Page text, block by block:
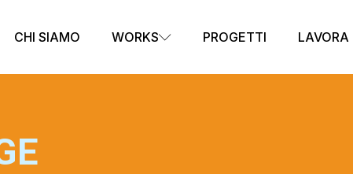
CHI SIAMO WORKS PROGETTI